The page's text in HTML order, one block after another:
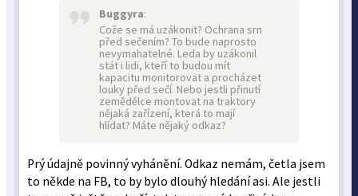
Buggyra:
Cože se má uzákonit? Ochrana srn
před sečením? To bude naprosto
nevymahatelné. Leda by uzákonil
stát i lidi, kteří to budou mít
kapacitu monitorovat a procházet
louky před sečí. Nebo jestli přinutí
zemědělce montovat na traktory
nějaká zařízení, která to mají
hlídat? Máte nějaký odkaz?
Prý údajně povinný vyhánění. Odkaz nemám, četla jsem
to někde na FB, to by bylo dlouhý hledání asi. Ale jestli